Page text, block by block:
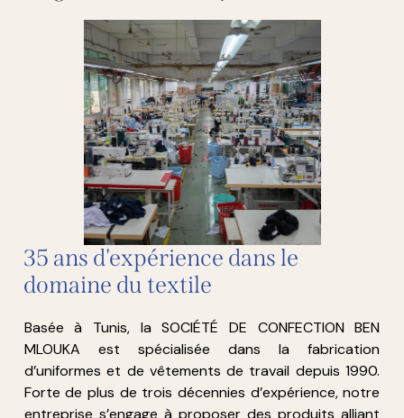
35 ans d'expérience dans le
domaine du textile
Basée à Tunis, la SOCIÉTÉ DE CONFECTION BEN
MLOUKA est spécialisée dans la fabrication
d’uniformes et de vêtements de travail depuis 1990.
Forte de plus de trois décennies d’expérience, notre
entreprise s’engage à proposer des produits alliant
qualité, confort, durabilité et fonctionnalité,